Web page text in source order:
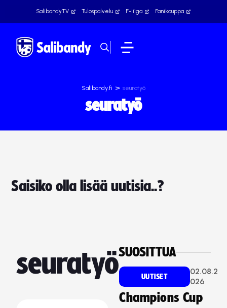
SalibandyTV Tulospalvelu F-liiga Fanikauppa
Salibandy.fi > seuratyö
seuratyö
Saisiko olla lisää uutisia..?
seuratyöSUOSITTUA
UUTISET
02.08.2
026
Champions Cup